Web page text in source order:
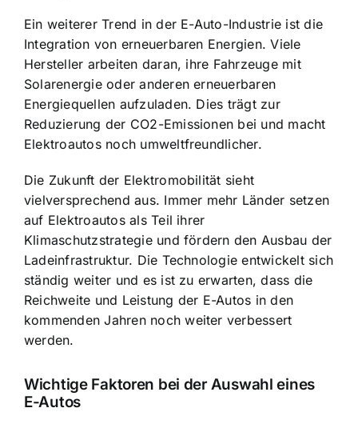
Ein weiterer Trend in der E-Auto-Industrie ist die
Integration von erneuerbaren Energien. Viele
Hersteller arbeiten daran, ihre Fahrzeuge mit
Solarenergie oder anderen erneuerbaren
Energiequellen aufzuladen. Dies trägt zur
Reduzierung der CO2-Emissionen bei und macht
Elektroautos noch umweltfreundlicher.
Die Zukunft der Elektromobilität sieht
vielversprechend aus. Immer mehr Länder setzen
auf Elektroautos als Teil ihrer
Klimaschutzstrategie und fördern den Ausbau der
Ladeinfrastruktur. Die Technologie entwickelt sich
ständig weiter und es ist zu erwarten, dass die
Reichweite und Leistung der E-Autos in den
kommenden Jahren noch weiter verbessert
werden.
Wichtige Faktoren bei der Auswahl eines
E-Autos